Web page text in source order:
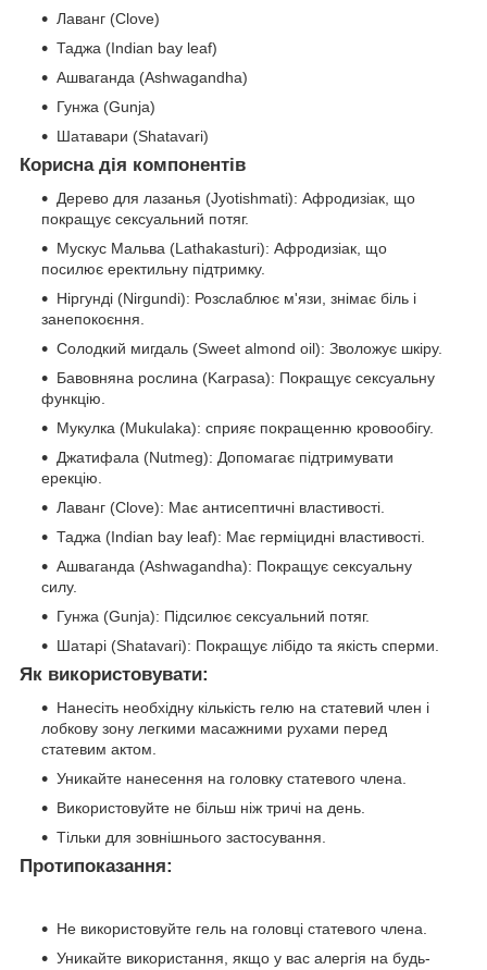
Лаванг (Clove)
Таджа (Indian bay leaf)
Ашваганда (Ashwagandha)
Гунжа (Gunja)
Шатавари (Shatavari)
Корисна дія компонентів
Дерево для лазанья (Jyotishmati): Афродизіак, що
покращує сексуальний потяг.
Мускус Мальва (Lathakasturi): Афродизіак, що
посилює еректильну підтримку.
Ніргунді (Nirgundi): Розслаблює м'язи, знімає біль і
занепокоєння.
Солодкий мигдаль (Sweet almond oil): Зволожує шкіру.
Бавовняна рослина (Karpasa): Покращує сексуальну
функцію.
Мукулка (Mukulaka): сприяє покращенню кровообігу.
Джатифала (Nutmeg): Допомагає підтримувати
ерекцію.
Лаванг (Clove): Має антисептичні властивості.
Таджа (Indian bay leaf): Має герміцидні властивості.
Ашваганда (Ashwagandha): Покращує сексуальну
силу.
Гунжа (Gunja): Підсилює сексуальний потяг.
Шатарі (Shatavari): Покращує лібідо та якість сперми.
Як використовувати:
Нанесіть необхідну кількість гелю на статевий член і
лобкову зону легкими масажними рухами перед
статевим актом.
Уникайте нанесення на головку статевого члена.
Використовуйте не більш ніж тричі на день.
Тільки для зовнішнього застосування.
Протипоказання:
Не використовуйте гель на головці статевого члена.
Уникайте використання, якщо у вас алергія на будь-